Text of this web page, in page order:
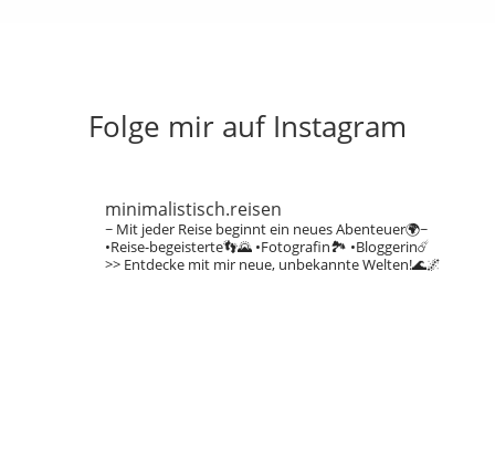
Folge mir auf Instagram
minimalistisch.reisen
~ Mit jeder Reise beginnt ein neues Abenteuer🌍~
•Reise-begeisterte👣🌄•Fotografin🏞️ •Bloggerin☄️
>> Entdecke mit mir neue, unbekannte Welten!🌊🌌